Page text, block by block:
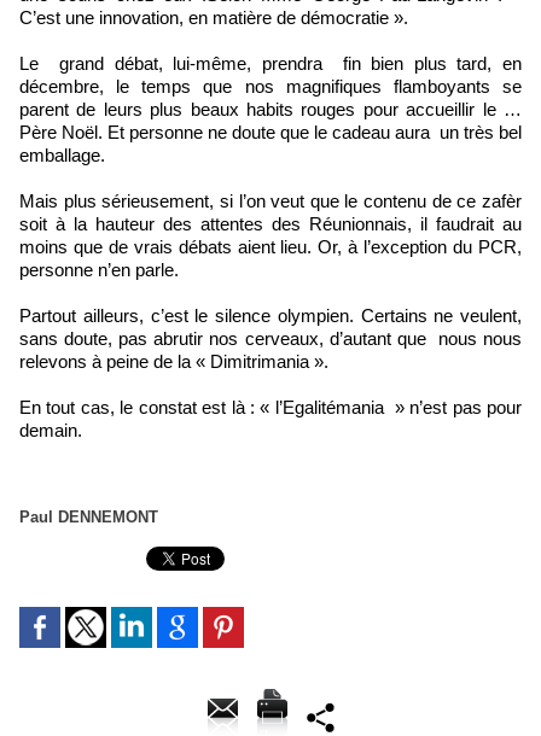
C’est une innovation, en matière de démocratie ».
Le grand débat, lui-même, prendra fin bien plus tard, en
décembre, le temps que nos magnifiques flamboyants se
parent de leurs plus beaux habits rouges pour accueillir le …
Père Noël. Et personne ne doute que le cadeau aura un très bel
emballage.
Mais plus sérieusement, si l’on veut que le contenu de ce zafèr
soit à la hauteur des attentes des Réunionnais, il faudrait au
moins que de vrais débats aient lieu. Or, à l’exception du PCR,
personne n’en parle.
Partout ailleurs, c’est le silence olympien. Certains ne veulent,
sans doute, pas abrutir nos cerveaux, d’autant que nous nous
relevons à peine de la « Dimitrimania ».
En tout cas, le constat est là : « l’Egalitémania » n’est pas pour
demain.
Paul DENNEMONT